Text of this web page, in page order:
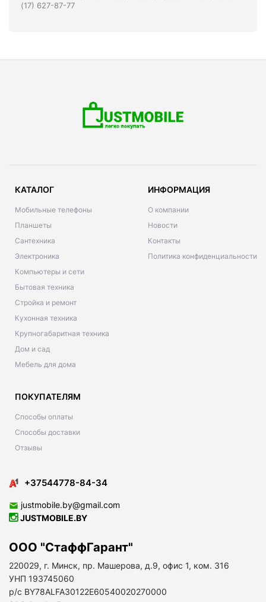
(17) 627-87-77
КАТАЛОГ
Мобильные телефоны
Планшеты
Сантехника
Электроника
Компьютеры и сети
Бытовая техника
Стройка и ремонт
Кухонная техника
Крупногабаритная техника
Дом и сад
Мебель для дома
ИНФОРМАЦИЯ
О компании
Новости
Контакты
Политика конфиденциальности
ПОКУПАТЕЛЯМ
Способы оплаты
Способы доставки
Отзывы
+37544778-84-34
justmobile.by@gmail.com
JUSTMOBILE.BY
ООО "СтаффГарант"
220029, г. Минск, пр. Машерова, д.9, офис 1, ком. 316
УНП 193745060
р/с BY78ALFA30122E60540020270000